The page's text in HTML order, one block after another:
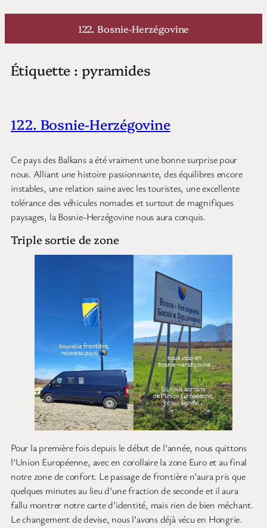
Aller
122. Bosnie-Herzégovine
Étiquette : pyramides
122. Bosnie-Herzégovine
Ce pays des Balkans a été vraiment une bonne surprise pour
nous. Alliant une histoire passionnante, des équilibres encore
instables, une relation saine avec les touristes, une excellente
tolérance des véhicules nomades et surtout de magnifiques
paysages, la Bosnie-Herzégovine nous aura conquis.
Triple sortie de zone
Pour la première fois depuis le début de l’année, nous quittons
l’Union Européenne, avec en corollaire la zone Euro et au final
notre zone de confort. Le passage de frontière n’aura pris que
quelques minutes au lieu d’une fraction de seconde et il aura
fallu montrer notre carte d’identité, mais rien de bien méchant.
Le changement de devise, nous l’avons déjà vécu en Hongrie.